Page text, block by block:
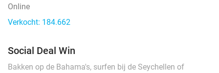
Online
Verkocht: 184.662
Social Deal Win
Bakken op de Bahama's, surfen bij de Seychellen of